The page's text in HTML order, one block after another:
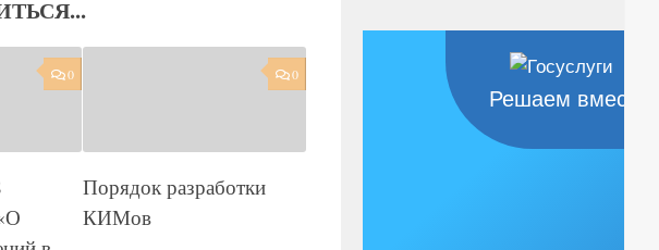
0 0
Порядок разработки
КИМов
Решаем вместе